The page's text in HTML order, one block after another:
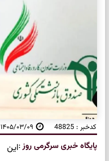
کدخبر : 48825 ۱۴۰۵/۰۳/۰۹ ۱۰:۵۲:۰۰
پایگاه خبری سرگرمی روز: